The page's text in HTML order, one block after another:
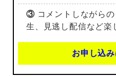
③コメントしながら
生、見逃し配信など楽
お申し込み